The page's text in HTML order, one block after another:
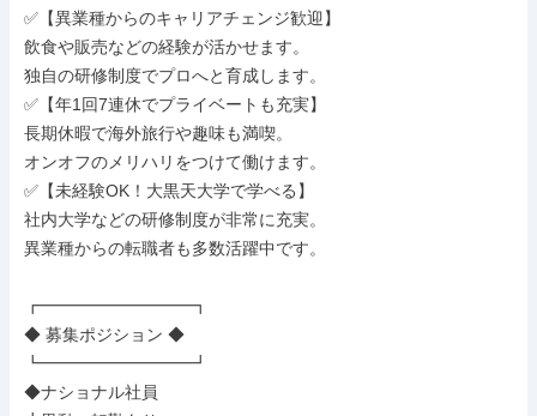
✅【異業種からのキャリアチェンジ歓迎】
飲食や販売などの経験が活かせます。
独自の研修制度でプロへと育成します。
✅【年1回7連休でプライベートも充実】
長期休暇で海外旅行や趣味も満喫。
オンオフのメリハリをつけて働けます。
✅【未経験OK！大黒天大学で学べる】
社内大学などの研修制度が非常に充実。
異業種からの転職者も多数活躍中です。
┏━━━━━━━━━┓
◆ 募集ポジション ◆
┗━━━━━━━━━┛
◆ナショナル社員